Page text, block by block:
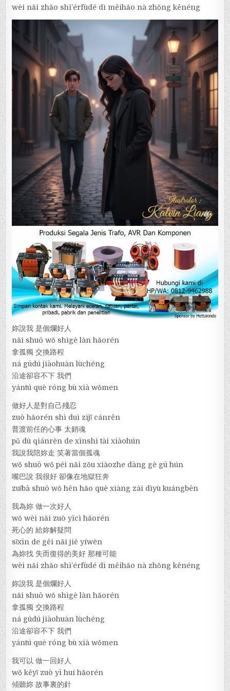
wèi nǎi zhǎo shī’érfùdé dì měihǎo nà zhǒng kěnéng
妳說我 是個爛好人
nǎi shuō wǒ shìgè làn hǎorén
拿孤獨 交換路程
ná gūdú jiāohuàn lùchéng
沿途卻容不下 我們
yántú què róng bù xià wǒmen
做好人是對自己殘忍
zuò hǎorén shì duì zìjǐ cánrěn
普渡前任的心事 太銷魂
pǔ dù qiánrèn de xīnshì tài xiāohún
我說我陪妳走 笑著當個孤魂
wǒ shuō wǒ péi nǎi zǒu xiàozhe dāng gè gū hún
嘴巴說 我很好 卻像在地獄狂奔
zuǐbā shuō wǒ hěn hǎo què xiàng zài dìyù kuángbēn
我為妳 做一次好人
wǒ wèi nǎi zuò yīcì hǎorén
死心的 給妳解疑問
sǐxīn de gěi nǎi jiě yíwèn
為妳找 失而復得的美好 那種可能
wèi nǎi zhǎo shī’érfùdé dì měihǎo nà zhǒng kěnéng
妳說我 是個爛好人
nǎi shuō wǒ shìgè làn hǎorén
拿孤獨 交換路程
ná gūdú jiāohuàn lùchéng
沿途卻容不下 我們
yántú què róng bù xià wǒmen
我可以 做一回好人
wǒ kěyǐ zuò yī huí hǎorén
傾聽妳 故事裏的針